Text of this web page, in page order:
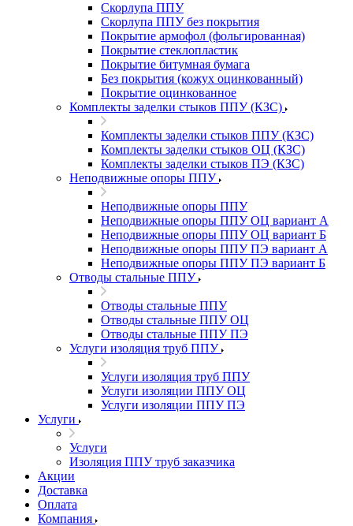
Скорлупа ППУ
Скорлупа ППУ без покрытия
Покрытие армофол (фольгированная)
Покрытие стеклопластик
Покрытие битумная бумага
Без покрытия (кожух оцинкованный)
Покрытие оцинкованное
Комплекты заделки стыков ППУ (КЗС)
Комплекты заделки стыков ППУ (КЗС)
Комплекты заделки стыков ОЦ (КЗС)
Комплекты заделки стыков ПЭ (КЗС)
Неподвижные опоры ППУ
Неподвижные опоры ППУ
Неподвижные опоры ППУ ОЦ вариант А
Неподвижные опоры ППУ ОЦ вариант Б
Неподвижные опоры ППУ ПЭ вариант А
Неподвижные опоры ППУ ПЭ вариант Б
Отводы стальные ППУ
Отводы стальные ППУ
Отводы стальные ППУ ОЦ
Отводы стальные ППУ ПЭ
Услуги изоляция труб ППУ
Услуги изоляция труб ППУ
Услуги изоляции ППУ ОЦ
Услуги изоляции ППУ ПЭ
Услуги
Услуги
Изоляция ППУ труб заказчика
Акции
Доставка
Оплата
Компания